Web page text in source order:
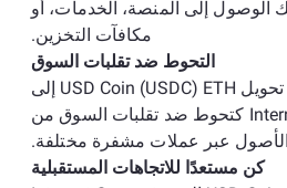
الوصول إلى المنصة، الخدمات، أو
مكافآت التخزين.
التحوط ضد تقلبات السوق
يمكن استخدام تحويل USD Coin (USDC) ETH إلى
Internet Computer (ICP) كتحوط ضد تقلبات السوق من
الأصول عبر عملات مشفرة مختلفة.
كن مستعدًا للاتجاهات المستقبلية